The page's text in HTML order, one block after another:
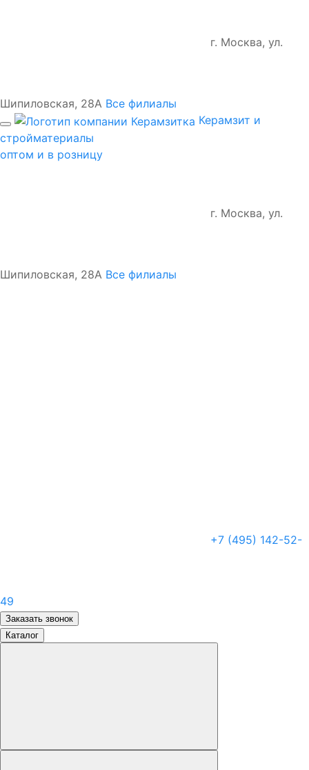
г. Москва, ул.
Шипиловская, 28А Все филиалы
Керамзит и
стройматериалы
оптом и в розницу
г. Москва, ул.
Шипиловская, 28А Все филиалы
+7 (495) 142-52-
49
Заказать звонок
Каталог